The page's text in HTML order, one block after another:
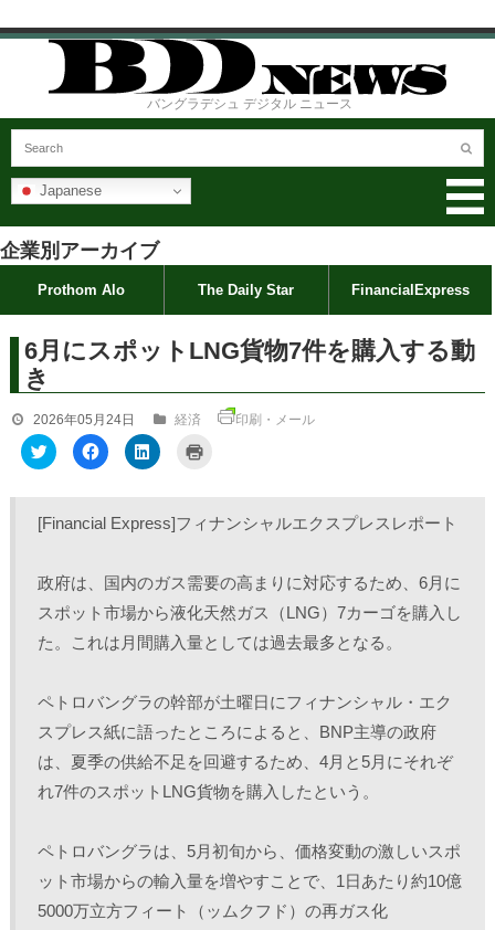
バングラデシュ デジタル ニュース
Japanese
企業別アーカイブ
Prothom Alo The Daily Star FinancialExpress
6月にスポットLNG貨物7件を購入する動
き
2026年05月24日 経済
印刷・メール
ク
リ
て
T
t
e
r
で
有
い
ウ
ィ
ン
ド
ウ
開
)
F
a
o
o
有
す
る
に
は
ク
し
て
く
だ
さ
い
新
ィ
ン
ド
ウ
で
開
ク
リ
L
e
d
I
n
で
共
し
い
ウ
ィ
ン
ド
で
す
)
て
印
し
い
ウ
ィ
ン
ド
き
ま
す
)
[Financial Express]フィナンシャルエクスプレスレポート
政府は、国内のガス需要の高まりに対応するため、6月に
スポット市場から液化天然ガス（LNG）7カーゴを購入し
た。これは月間購入量としては過去最多となる。
ペトロバングラの幹部が土曜日にフィナンシャル・エク
スプレス紙に語ったところによると、BNP主導の政府
は、夏季の供給不足を回避するため、4月と5月にそれぞ
れ7件のスポットLNG貨物を購入したという。
ペトロバングラは、5月初旬から、価格変動の激しいスポ
ット市場からの輸入量を増やすことで、1日あたり約10億
5000万立方フィート（ッムクフド）の再ガス化